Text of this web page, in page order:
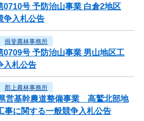
0710号 予防治山事業 白倉2地区
争入札公告
揖斐農林事務所
0709号 予防治山事業 男山地区工
入札公告
郡上農林事務所
営基幹農道整備事業 高鷲北部地
に関する一般競争入札公告